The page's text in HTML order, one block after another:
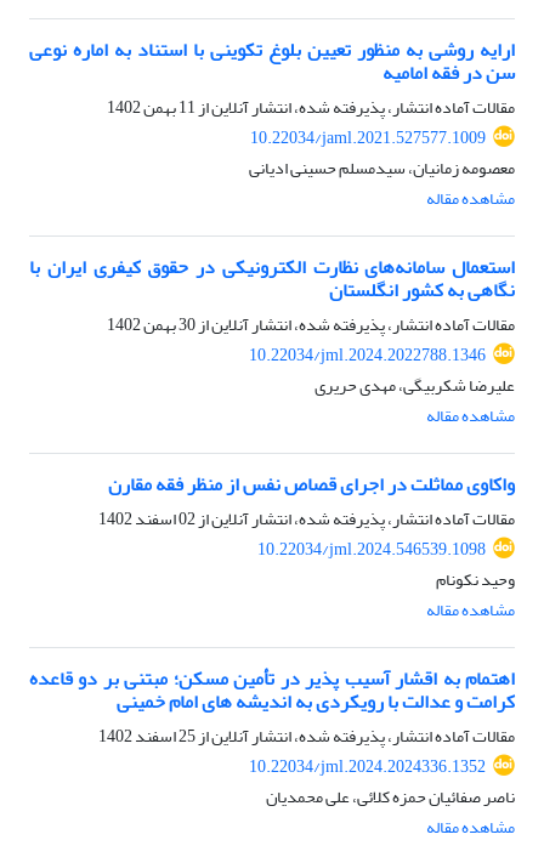
ارایه روشی به منظور تعیین بلوغ تکوینی با استناد به اماره نوعی
سن در فقه امامیه
مقالات آماده انتشار، پذیرفته شده، انتشار آنلاین از11 بهمن 1402
10.22034/jaml.2021.527577.1009
معصومه زمانیان، سیدمسلم حسینی ادیانی
مشاهده مقاله
استعمال سامانه‌های نظارت الکترونیکی در حقوق کیفری ایران با
نگاهی به کشور انگلستان
مقالات آماده انتشار، پذیرفته شده، انتشار آنلاین از30 بهمن 1402
10.22034/jml.2024.2022788.1346
علیرضا شکربیگی، مهدی حریری
مشاهده مقاله
واکاوی مماثلت در اجرای قصاص نفس از منظر فقه مقارن
مقالات آماده انتشار، پذیرفته شده، انتشار آنلاین از02 اسفند 1402
10.22034/jml.2024.546539.1098
وحید نکونام
مشاهده مقاله
اهتمام به اقشار آسیب پذیر در تأمین مسکن؛ مبتنی بر دو قاعده
کرامت و عدالت با رویکردی به اندیشه های امام خمینی
مقالات آماده انتشار، پذیرفته شده، انتشار آنلاین از25 اسفند 1402
10.22034/jml.2024.2024336.1352
ناصر صفائیان حمزه کلائی، علی محمدیان
مشاهده مقاله